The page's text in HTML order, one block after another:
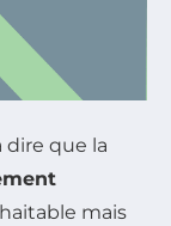
dire que la
mais